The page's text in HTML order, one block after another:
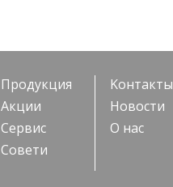
Продукция
Акции
Cервис
Cовети
Kонтакты
Новости
О нас